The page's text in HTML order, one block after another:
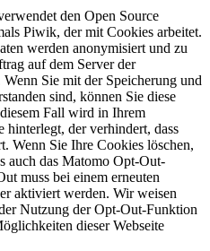
den Open Source
Piwik, der mit Cookies arbeitet.
werden anonymisiert und zu
auf dem Server der
Sie mit der Speicherung und
sind, können Sie diese
Fall wird in Ihrem
der verhindert, dass
Wenn Sie Ihre Cookies löschen,
auch das Matomo Opt-Out-
muss bei einem erneuten
aktiviert werden. Wir weisen
Nutzung der Opt-Out-Funktion
dieser Webseite